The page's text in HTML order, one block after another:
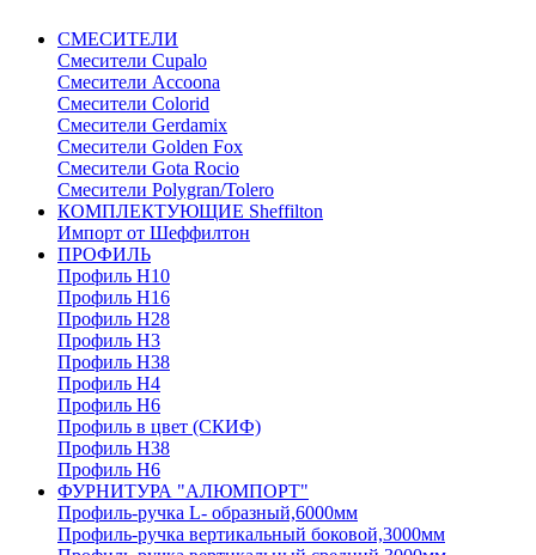
СМЕСИТЕЛИ
Cмесители Cupalo
Смесители Accoona
Смесители Colorid
Смесители Gerdamix
Смесители Golden Fox
Смесители Gota Rocio
Смесители Polygran/Tolero
КОМПЛЕКТУЮЩИЕ Sheffilton
Импорт от Шеффилтон
ПРОФИЛЬ
Профиль H10
Профиль H16
Профиль H28
Профиль H3
Профиль H38
Профиль H4
Профиль H6
Профиль в цвет (СКИФ)
Профиль H38
Профиль H6
ФУРНИТУРА "АЛЮМПОРТ"
Профиль-ручка L- образный,6000мм
Профиль-ручка вертикальный боковой,3000мм